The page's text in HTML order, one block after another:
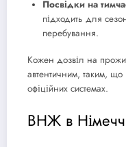
Посвідки на
підходить для
перебування.
Кожен дозвіл на
автентичним, таким, що
офіційних системах.
ВНЖ в